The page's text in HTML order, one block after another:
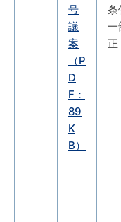
号
議
案
（P
D
F：
89
K
B）
条
一
正